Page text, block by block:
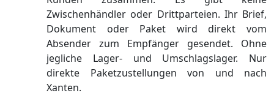
Zwischenhändler oder Drittparteien. Ihr Brief,
Dokument oder Paket wird direkt vom
Absender zum Empfänger gesendet. Ohne
jegliche Lager- und Umschlagslager. Nur
direkte Paketzustellungen von und nach
Xanten.